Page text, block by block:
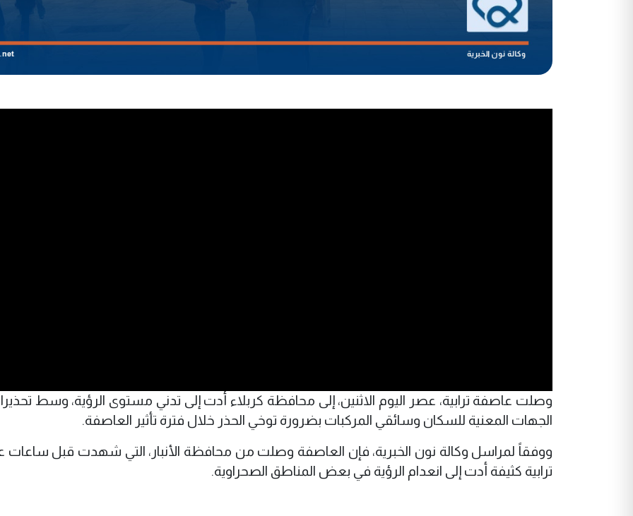
وصلت عاصفة ترابية، عصر اليوم الاثنين، إلى محافظة كربلاء أدت إلى تدني مستوى الرؤية، وسط
الجهات المعنية للسكان وسائقي المركبات بضرورة توخي الحذر خلال فترة تأثير العاصفة.
ووفقاً لمراسل وكالة نون الخبرية، فإن العاصفة وصلت من محافظة الأنبار، التي شهدت قبل
ترابية كثيفة أدت إلى انعدام الرؤية في بعض المناطق الصحراوية.